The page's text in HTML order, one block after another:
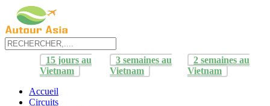
15 jours au
Vietnam
3 semaines au
Vietnam
2 semaines au
Vietnam
Accueil
Circuits